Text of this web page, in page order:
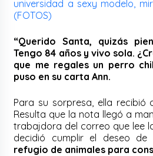
universidad a sexy modelo,
(FOTOS)
“Querido Santa, quizás
Tengo 84 años y vivo sola.
que me regales un perro
puso en su carta Ann.
Para su sorpresa, ella recibió
Resulta que la nota llegó a
trabajdora del correo que lee
decidió cumplir el deseo
refugio de animales para